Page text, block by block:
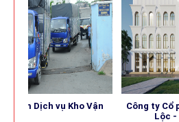
vụ Kho Vận
Công ty Cổ phần Dịch
Lộc - Bến